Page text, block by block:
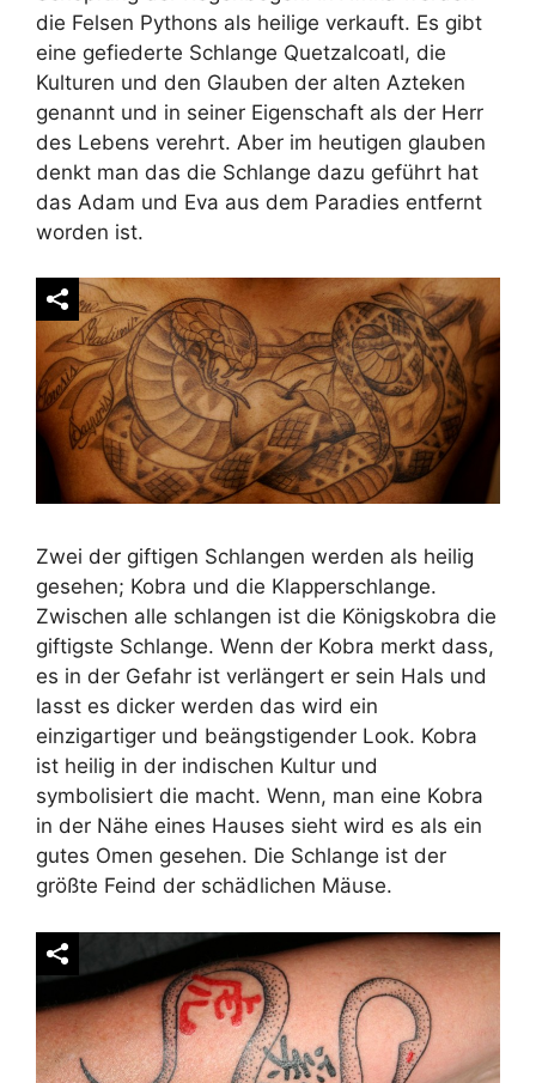
die Felsen Pythons als heilige verkauft. Es gibt
eine gefiederte Schlange Quetzalcoatl, die
Kulturen und den Glauben der alten Azteken
genannt und in seiner Eigenschaft als der Herr
des Lebens verehrt. Aber im heutigen glauben
denkt man das die Schlange dazu geführt hat
das Adam und Eva aus dem Paradies entfernt
worden ist.
Zwei der giftigen Schlangen werden als heilig
gesehen; Kobra und die Klapperschlange.
Zwischen alle schlangen ist die Königskobra die
giftigste Schlange. Wenn der Kobra merkt dass,
es in der Gefahr ist verlängert er sein Hals und
lasst es dicker werden das wird ein
einzigartiger und beängstigender Look. Kobra
ist heilig in der indischen Kultur und
symbolisiert die macht. Wenn, man eine Kobra
in der Nähe eines Hauses sieht wird es als ein
gutes Omen gesehen. Die Schlange ist der
größte Feind der schädlichen Mäuse.